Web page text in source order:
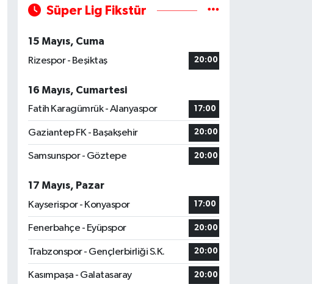
Süper Lig Fikstür
15 Mayıs, Cuma
Rizespor - Beşiktaş
20:00
16 Mayıs, Cumartesi
Fatih Karagümrük - Alanyaspor
17:00
Gaziantep FK - Başakşehir 20:00
Samsunspor - Göztepe 20:00
17 Mayıs, Pazar
Kayserispor - Konyaspor
17:00
Fenerbahçe - Eyüpspor 20:00
Trabzonspor - Gençlerbirliği S.K. 20:00
Kasımpaşa - Galatasaray 20:00